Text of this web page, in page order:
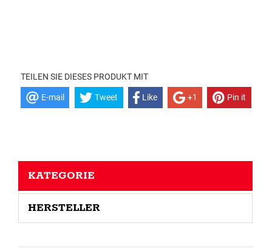
TEILEN SIE DIESES PRODUKT MIT
E-mail Tweet Like +1 Pin it
KATEGORIE
HERSTELLER